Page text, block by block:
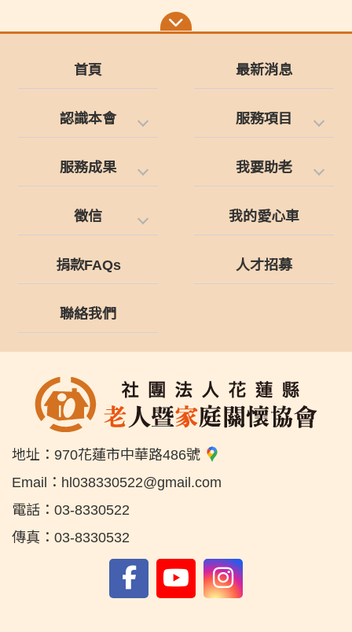
首頁 最新消息
認識本會 服務項目
服務成果 我要助老
徵信 我的愛心車
捐款FAQs 人才招募
聯絡我們
地址： 970花蓮市中華路486號
Email： hl038330522@gmail.com
電話： 03-8330522
傳真： 03-8330532